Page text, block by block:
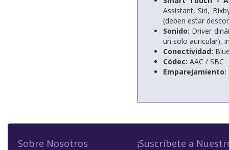
Assistant, Siri,
(deben estar
Sonido: Driver
un solo auricular),
Conectividad:
Códec: AAC / SBC
Emparejamiento:
Sobre Nosotros ¡Suscríbete a